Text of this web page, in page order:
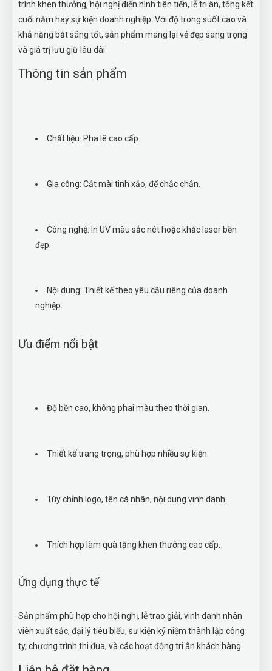
trình khen thưởng, hội nghị điển hình tiên tiến, lễ tri ân, tổng kết
cuối năm hay sự kiện doanh nghiệp. Với độ trong suốt cao và
khả năng bắt sáng tốt, sản phẩm mang lại vẻ đẹp sang trọng
và giá trị lưu giữ lâu dài.
Thông tin sản phẩm
Chất liệu: Pha lê cao cấp.
Gia công: Cắt mài tinh xảo, đế chắc chắn.
Công nghệ: In UV màu sắc nét hoặc khắc laser bền
đẹp.
Nội dung: Thiết kế theo yêu cầu riêng của doanh
nghiệp.
Ưu điểm nổi bật
Độ bền cao, không phai màu theo thời gian.
Thiết kế trang trọng, phù hợp nhiều sự kiện.
Tùy chỉnh logo, tên cá nhân, nội dung vinh danh.
Thích hợp làm quà tặng khen thưởng cao cấp.
Ứng dụng thực tế
Sản phẩm phù hợp cho hội nghị, lễ trao giải, vinh danh nhân
viên xuất sắc, đại lý tiêu biểu, sự kiện kỷ niệm thành lập công
ty, chương trình thi đua, và các hoạt động tri ân khách hàng.